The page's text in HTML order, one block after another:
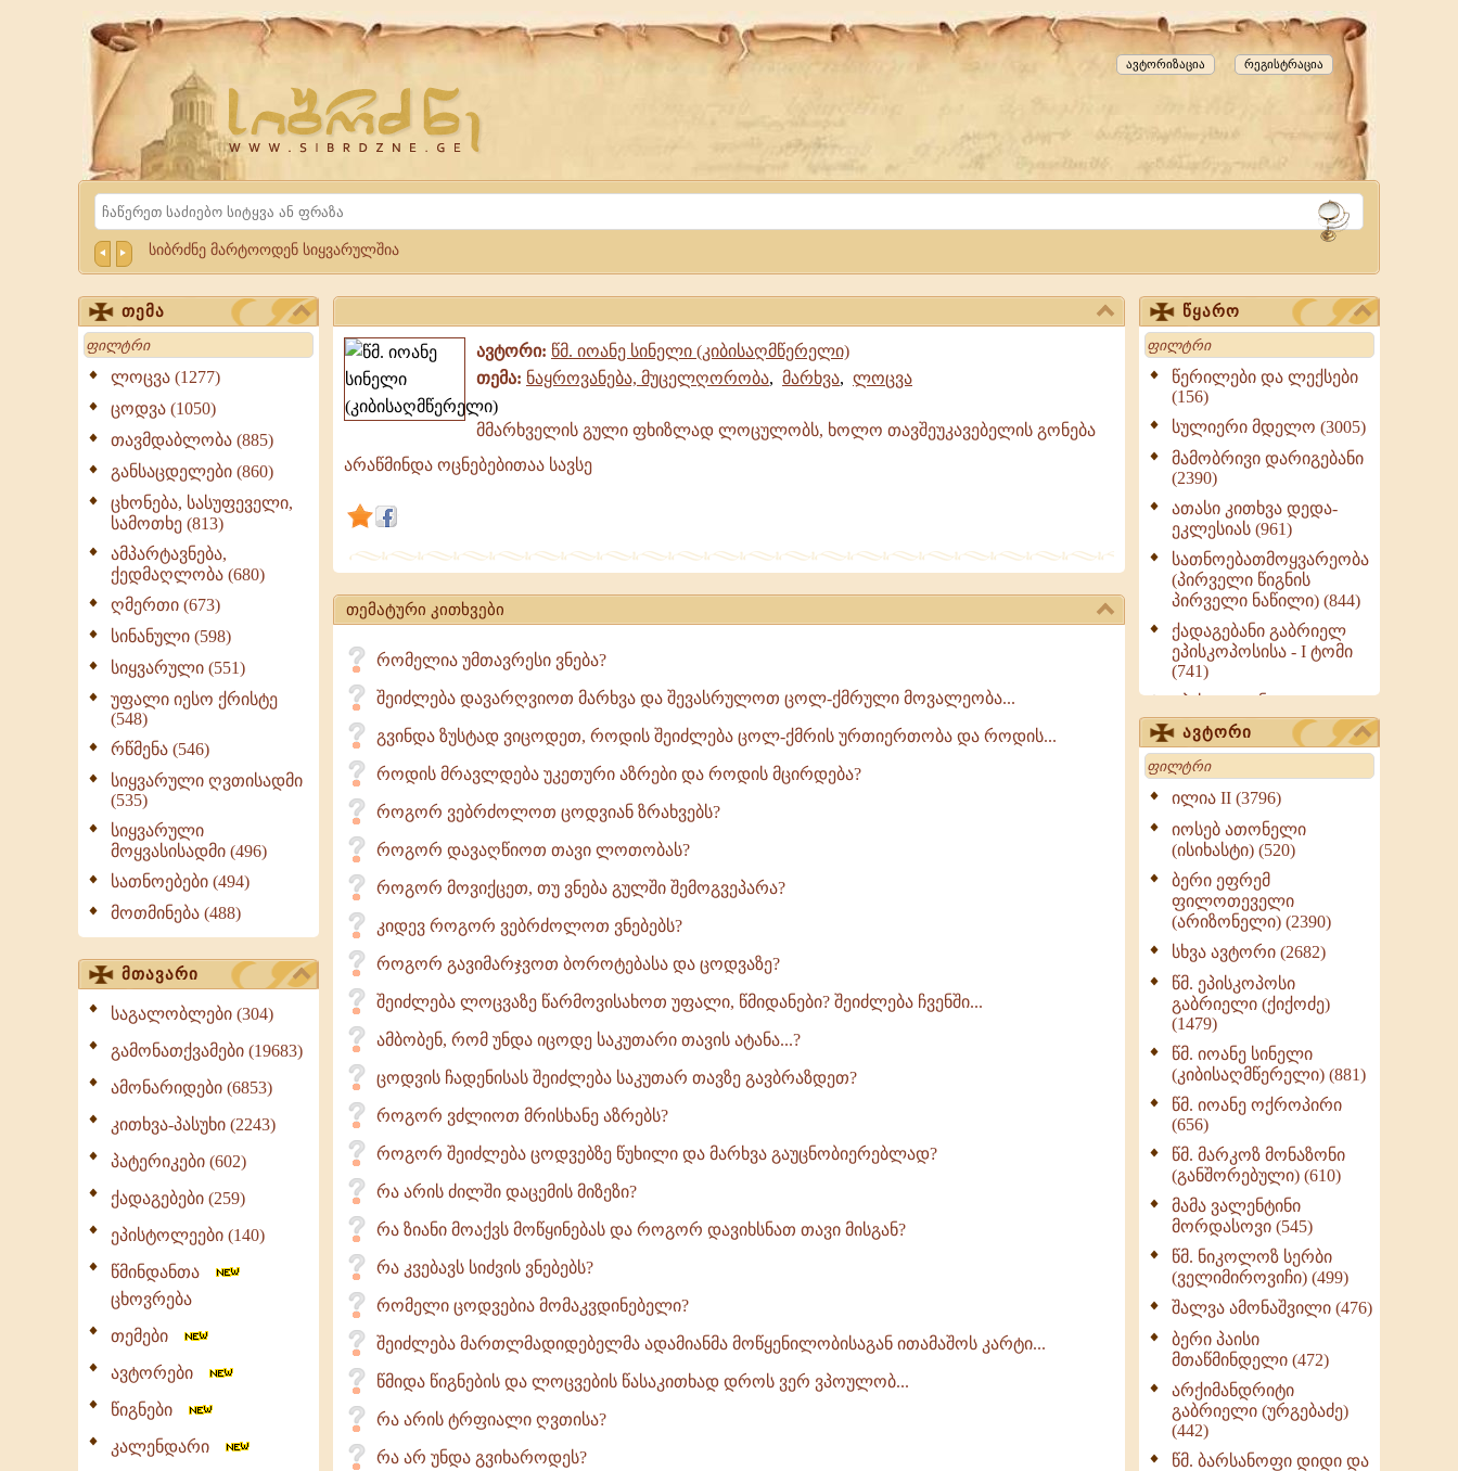
Website
Sibrdzne.ge
რეგისტრაცია
ავტორიზაცია
Search
სიბრძნე მარტოოდენ სიყვარულშია
თემა
Search
ლოცვა (1277)
ცოდვა (1050)
თავმდაბლობა (885)
განსაცდელები (860)
ცხონება, სასუფეველი,
სამოთხე (813)
ამპარტავნება,
ქედმაღლობა (680)
ღმერთი (673)
სინანული (598)
სიყვარული (551)
უფალი იესო ქრისტე
(548)
რწმენა (546)
სიყვარული ღვთისადმი
(535)
სიყვარული
მოყვასისადმი (496)
სათნოებები (494)
მოთმინება (488)
მთავარი
საგალობლები (304)
გამონათქვამები (19683)
ამონარიდები (6853)
კითხვა-პასუხი (2243)
პატერიკები (602)
ქადაგებები (259)
ეპისტოლეები (140)
წმინდანთა
ცხოვრება
თემები
ავტორები
წიგნები
კალენდარი
ავტორი: წმ. იოანე სინელი (კიბისაღმწერელი)
თემა: ნაყროვანება, მუცელღორობა, მარხვა, ლოცვა
გული
ფხიზლად
ლოცულობს,
ხოლო
გონება
ოცნებებითაა
სავსე
მმარხველის გული ფხიზლად ლოცულობს, ხოლო თავშეუკავებელის გონება
არაწმინდა ოცნებებითაა სავსე
თემატური კითხვები
რომელია უმთავრესი ვნება?
შეიძლება დავარღვიოთ მარხვა და შევასრულოთ ცოლ-ქმრული მოვალეობა...
გვინდა ზუსტად ვიცოდეთ, როდის შეიძლება ცოლ-ქმრის ურთიერთობა და როდის...
როდის მრავლდება უკეთური აზრები და როდის მცირდება?
როგორ ვებრძოლოთ ცოდვიან ზრახვებს?
როგორ დავაღწიოთ თავი ლოთობას?
როგორ მოვიქცეთ, თუ ვნება გულში შემოგვეპარა?
კიდევ როგორ ვებრძოლოთ ვნებებს?
როგორ გავიმარჯვოთ ბოროტებასა და ცოდვაზე?
შეიძლება ლოცვაზე წარმოვისახოთ უფალი, წმიდანები? შეიძლება ჩვენში...
ამბობენ, რომ უნდა იცოდე საკუთარი თავის ატანა...?
ცოდვის ჩადენისას შეიძლება საკუთარ თავზე გავბრაზდეთ?
როგორ ვძლიოთ მრისხანე აზრებს?
როგორ შეიძლება ცოდვებზე წუხილი და მარხვა გაუცნობიერებლად?
რა არის ძილში დაცემის მიზეზი?
რა ზიანი მოაქვს მოწყინებას და როგორ დავიხსნათ თავი მისგან?
რა კვებავს სიძვის ვნებებს?
რომელი ცოდვებია მომაკვდინებელი?
შეიძლება მართლმადიდებელმა ადამიანმა მოწყენილობისაგან ითამაშოს კარტი...
წმიდა წიგნების და ლოცვების წასაკითხად დროს ვერ ვპოულობ...
რა არის ტრფიალი ღვთისა?
რა არ უნდა გვიხაროდეს?
წყარო
Search
წერილები და ლექსები
(156)
სულიერი მდელო (3005)
მამობრივი დარიგებანი
(2390)
ათასი კითხვა დედა-
ეკლესიას (961)
სათნოებათმოყვარეობა
(პირველი წიგნის
პირველი ნაწილი) (844)
ქადაგებანი გაბრიელ
ეპისკოპოსისა - I ტომი
(741)
ეპისტოლენი,
ქადაგებანი, სიტყვანი
(ნაწილი III) (723)
მოძღვრის ძალზე
სასარგებლო რჩევები
მრევლისათვის (545)
Wisdomge (514)
ქადაგებანი გაბრიელ
ეპისკოპოსისა - II ტომი
(370)
სულიერი ცხოვრების
სახელმძღვანელო -
ნაწილი II (369)
ღმერთი და ადამიანები
(287)
ბერის დიადემა (278)
მონაზვნური
გამოცდილების
ოთხი ასეული თავი
სიყვარულის შესახებ
(259)
ავტორი
Search
ილია II (3796)
იოსებ ათონელი
(ისიხასტი) (520)
ბერი ეფრემ
ფილოთეველი
(არიზონელი) (2390)
სხვა ავტორი (2682)
წმ. ეპისკოპოსი
გაბრიელი (ქიქოძე)
(1479)
წმ. იოანე სინელი
(კიბისაღმწერელი) (881)
წმ. იოანე ოქროპირი
(656)
წმ. მარკოზ მონაზონი
(განშორებული) (610)
მამა ვალენტინი
მორდასოვი (545)
წმ. ნიკოლოზ სერბი
(ველიმიროვიჩი) (499)
შალვა ამონაშვილი (476)
ბერი პაისი
მთაწმინდელი (472)
არქიმანდრიტი
გაბრიელი (ურგებაძე)
(442)
წმ. ბარსანოფი დიდი და